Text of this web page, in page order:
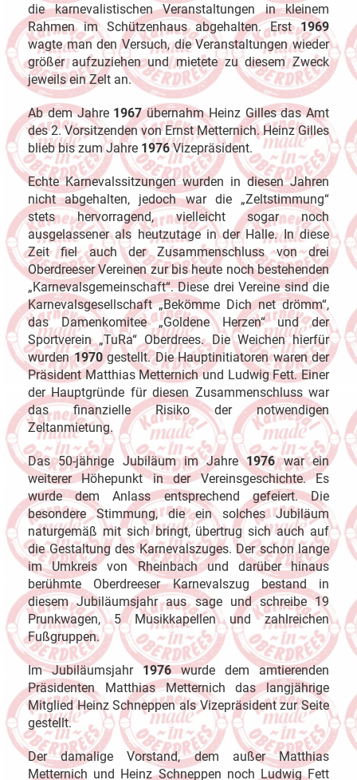
die karnevalistischen Veranstaltungen in kleinem
Rahmen im Schützenhaus abgehalten. Erst1969
wagte man den Versuch, die Veranstaltungen wieder
größer aufzuziehen und mietete zu diesem Zweck
jeweils ein Zelt an.
Ab dem Jahre 1967übernahm Heinz Gilles das Amt
des 2. Vorsitzenden von Ernst Metternich. Heinz Gilles
blieb bis zum Jahre 1976Vizepräsident.
Echte Karnevalssitzungen wurden in diesen Jahren
nicht abgehalten, jedoch war die „Zeltstimmung“
stets hervorragend, vielleicht sogar noch
ausgelassener als heutzutage in der Halle. In diese
Zeit fiel auch der Zusammenschluss von drei
Oberdreeser Vereinen zur bis heute noch bestehenden
„Karnevalsgemeinschaft“. Diese drei Vereine sind die
Karnevalsgesellschaft „Bekömme Dich net drömm“,
das Damenkomitee „Goldene Herzen“ und der
Sportverein „TuRa“ Oberdrees. Die Weichen hierfür
wurden1970gestellt. Die Hauptinitiatoren waren der
Präsident Matthias Metternich und Ludwig Fett. Einer
der Hauptgründe für diesen Zusammenschluss war
das finanzielle Risiko der notwendigen
Zeltanmietung.
Das 50-jährige Jubiläum im Jahre1976war ein
weiterer Höhepunkt in der Vereinsgeschichte. Es
wurde dem Anlass entsprechend gefeiert. Die
besondere Stimmung, die ein solches Jubiläum
naturgemäß mit sich bringt, übertrug sich auch auf
die Gestaltung des Karnevalszuges. Der schon lange
im Umkreis von Rheinbach und darüber hinaus
berühmte Oberdreeser Karnevalszug bestand in
diesem Jubiläumsjahr aus sage und schreibe 19
Prunkwagen, 5 Musikkapellen und zahlreichen
Fußgruppen.
Im Jubiläumsjahr1976wurde dem amtierenden
Präsidenten Matthias Metternich das langjährige
Mitglied Heinz Schneppen als Vizepräsident zur Seite
gestellt.
Der damalige Vorstand, dem außer Matthias
Metternich und Heinz Schneppen noch Ludwig Fett